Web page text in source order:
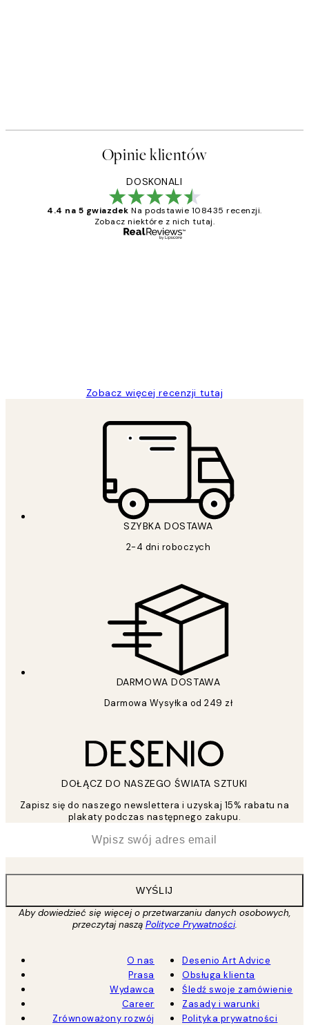
Opinie klientów
DOSKONALI
4.4 na 5 gwiazdek Na podstawie 108435 recenzji.
Zobacz niektóre z nich tutaj.
Zobacz więcej recenzji tutaj
SZYBKA DOSTAWA
2-4 dni roboczych
DARMOWA DOSTAWA
Darmowa Wysyłka od 249 zł
DOŁĄCZ DO NASZEGO ŚWIATA SZTUKI
Zapisz się do naszego newslettera i uzyskaj 15% rabatu na
plakaty podczas następnego zakupu.
WYŚLIJ
Aby dowiedzieć się więcej o przetwarzaniu danych osobowych,
przeczytaj naszą Polityce Prywatności.
O nas
Prasa
Wydawca
Career
Zrównoważony rozwój
Desenio Art Advice
Obsługa klienta
Śledź swoje zamówienie
Zasady i warunki
Polityka prywatności